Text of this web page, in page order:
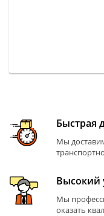
Быстрая
Мы
Высокий
Мы
оказать